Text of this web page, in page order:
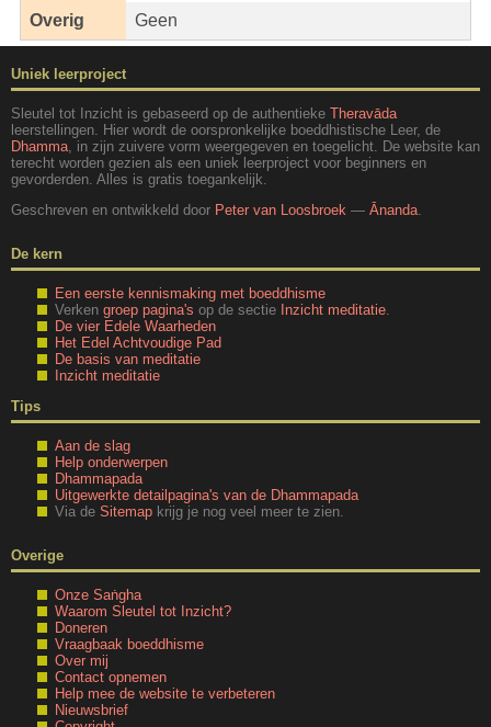
Overig
Geen
Uniek leerproject
Sleutel tot Inzicht is gebaseerd op de authentieke Theravāda
leerstellingen. Hier wordt de oorspronkelijke boeddhistische Leer, de
Dhamma , in zijn zuivere vorm weergegeven en toegelicht. De website kan
terecht worden gezien als een uniek leerproject voor beginners en
gevorderden. Alles is gratis toegankelijk.
Geschreven en ontwikkeld door Peter van Loosbroek — Ānanda
De kern
Een eerste kennismaking met boeddhisme
Verken groep pagina's op de sectie Inzicht meditatie.
De vier Edele Waarheden
Het Edel Achtvoudige Pad
De basis van meditatie
Inzicht meditatie
Tips
Aan de slag
Help onderwerpen
Dhammapada
Uitgewerkte detailpagina's van de Dhammapada
Via de Sitemap krijg je nog veel meer te zien.
Overige
Onze Saṅgha
Waarom Sleutel tot Inzicht?
Doneren
Vraagbaak boeddhisme
Over mij
Contact opnemen
Help mee de website te verbeteren
Nieuwsbrief